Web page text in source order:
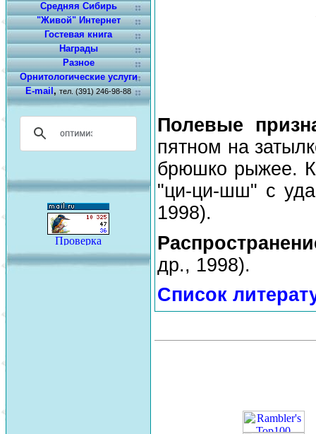
Средняя Сибирь
"Живой" Интернет
Гостевая книга
Награды
Разное
Орнитологические услуги
E-mail,тел. (391) 246-98-88
Полевые
пятном на
брюшко рыжее.
"ци-ци-шш" с
1998).
др., 1998).
Список